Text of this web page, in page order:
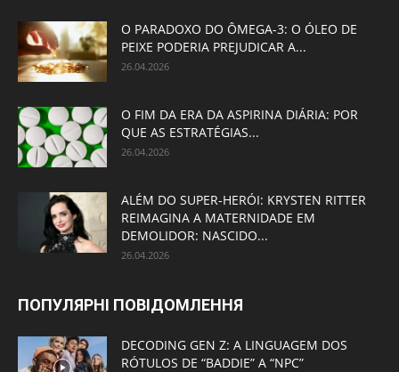
O PARADOXO DO ÔMEGA-3: O ÓLEO DE
PEIXE PODERIA PREJUDICAR A...
26.04.2026
O FIM DA ERA DA ASPIRINA DIÁRIA: POR
QUE AS ESTRATÉGIAS...
26.04.2026
ALÉM DO SUPER-HERÓI: KRYSTEN RITTER
REIMAGINA A MATERNIDADE EM
DEMOLIDOR: NASCIDO...
26.04.2026
ПОПУЛЯРНІ ПОВІДОМЛЕННЯ
DECODING GEN Z: A LINGUAGEM DOS
RÓTULOS DE “BADDIE” A “NPC”